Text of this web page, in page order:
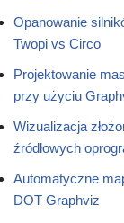
Opanowanie
Twopi vs Circo
Projektowanie
przy użyciu
Wizualizacja
źródłowych
Automatyczne
DOT Graphviz